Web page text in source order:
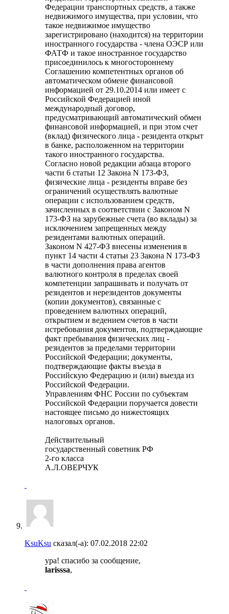
Федерации транспортных средств, а также
недвижимого имущества, при условии, что
такое недвижимое имущество
зарегистрировано (находится) на территории
иностранного государства - члена ОЭСР или
ФАТФ и такое иностранное государство
присоединилось к многостороннему
Соглашению компетентных органов об
автоматическом обмене финансовой
информацией от 29.10.2014 или имеет с
Российской Федерацией иной
международный договор,
предусматривающий автоматический обмен
финансовой информацией, и при этом счет
(вклад) физического лица - резидента открыт
в банке, расположенном на территории
такого иностранного государства.
Согласно новой редакции абзаца второго
части 6 статьи 12 Закона N 173-ФЗ,
физические лица - резиденты вправе без
ограничений осуществлять валютные
операции с использованием средств,
зачисленных в соответствии с Законом N
173-ФЗ на зарубежные счета (во вклады) за
исключением запрещенных между
резидентами валютных операций.
Законом N 427-ФЗ внесены изменения в
пункт 14 части 4 статьи 23 Закона N 173-ФЗ
в части дополнения права агентов
валютного контроля в пределах своей
компетенции запрашивать и получать от
резидентов и нерезидентов документы
(копии документов), связанные с
проведением валютных операций,
открытием и ведением счетов в части
истребования документов, подтверждающие
факт пребывания физических лиц -
резидентов за пределами территории
Российской Федерации; документы,
подтверждающие факты въезда в
Российскую Федерацию и (или) выезда из
Российской Федерации.
Управлениям ФНС России по субъектам
Российской Федерации поручается довести
настоящее письмо до нижестоящих
налоговых органов.
Действительный
государственный советник РФ
2-го класса
А.Л.ОВЕРЧУК
KsuKsu сказал(-а): 07.02.2018 22:02
ура! спасибо за сообщение,
larisssa,